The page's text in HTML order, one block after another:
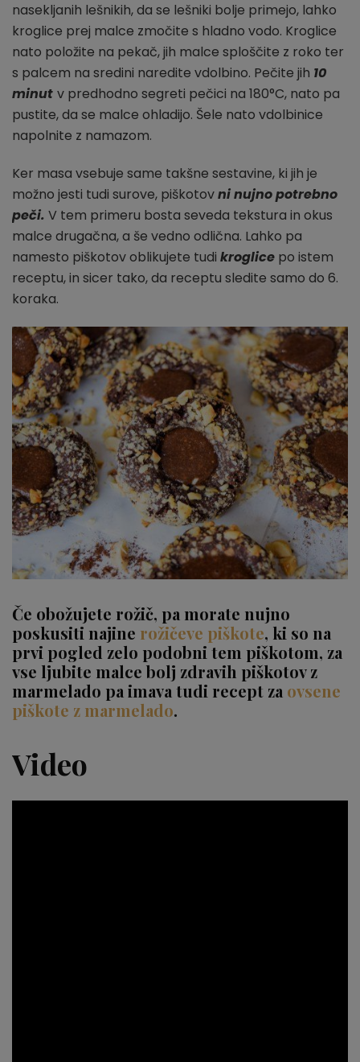
nasekljanih lešnikih, da se lešniki bolje primejo, lahko
kroglice prej malce zmočite s hladno vodo. Kroglice
nato položite na pekač, jih malce sploščite z roko ter
s palcem na sredini naredite vdolbino. Pečite jih 10
minut v predhodno segreti pečici na 180°C, nato pa
pustite, da se malce ohladijo. Šele nato vdolbinice
napolnite z namazom.
Ker masa vsebuje same takšne sestavine, ki jih je
možno jesti tudi surove, piškotovni nujno potrebno
peči. V tem primeru bosta seveda tekstura in okus
malce drugačna, a še vedno odlična. Lahko pa
namesto piškotov oblikujete tudi kroglice po istem
receptu, in sicer tako, da receptu sledite samo do 6.
koraka.
Če obožujete rožič, pa morate nujno
poskusiti najine rožičeve piškote, ki so na
prvi pogled zelo podobni tem piškotom, za
vse ljubite malce bolj zdravih piškotov z
marmelado pa imava tudi recept za ovsene
piškote z marmelado.
Video